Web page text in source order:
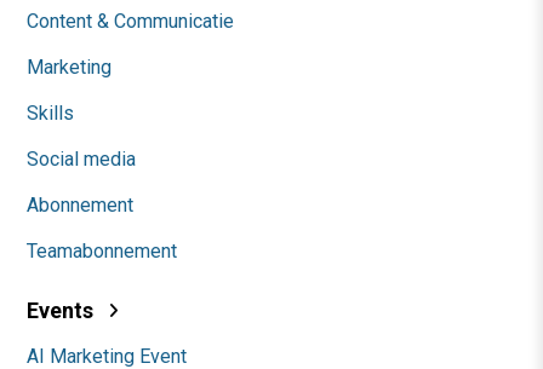
Content & Communicatie
Marketing
Skills
Social media
Abonnement
Teamabonnement
Events
AI Marketing Event